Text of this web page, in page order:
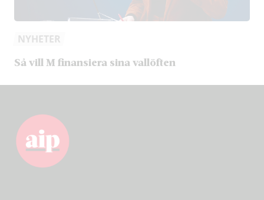
NYHETER
Så vill M finansiera sina vallöften